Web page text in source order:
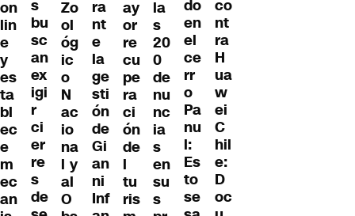
on
lin
e
y
es
ta
bl
ec
e
m
ec
an
s
bu
sc
an
ex
igi
r
ci
er
re
s
de
Zo
ol
óg
ic
o
N
ac
io
na
l y
al
O
ra
nt
e
la
ge
sti
ón
de
Gi
an
ni
Inf
ay
or
re
cu
pe
ra
ci
ón
de
l
tu
ris
la
s
20
0
de
nu
nc
ia
s
en
su
s
do
en
el
ce
rr
o
Pa
nu
l:
Es
to
se
co
nt
ra
H
ua
w
ei
C
hil
e:
D
oc